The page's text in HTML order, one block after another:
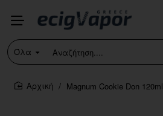
Όλα
Αναζήτηση....
home
Magnum Cookie Don 120ml